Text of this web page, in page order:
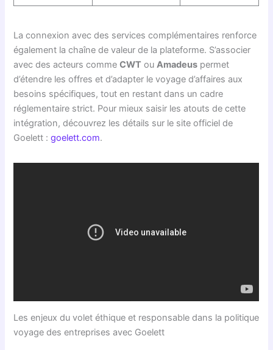
La connexion avec des services complémentaires renforce
également la chaîne de valeur de la plateforme. S’associer
avec des acteurs commeCWT ouAmadeus permet
d’étendre les offres et d’adapter le voyage d’affaires aux
besoins spécifiques, tout en restant dans un cadre
réglementaire strict. Pour mieux saisir les atouts de cette
intégration, découvrez les détails sur le site officiel de
Goelett :goelett.com.
Les enjeux du volet éthique et responsable dans la politique
voyage des entreprises avec Goelett